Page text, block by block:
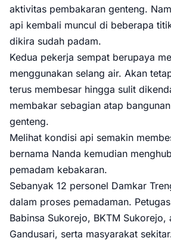
aktivitas pembakaran genteng.
api kembali muncul di beberapa
dikira sudah padam.
Kedua pekerja sempat berupaya
menggunakan selang air. Akan
terus membesar hingga sulit
membakar sebagian atap
genteng.
Melihat kondisi api semakin
bernama Nanda kemudian
pemadam kebakaran.
Sebanyak 12 personel Damkar
dalam proses pemadaman.
Babinsa Sukorejo, BKTM Sukorejo,
Gandusari, serta masyarakat